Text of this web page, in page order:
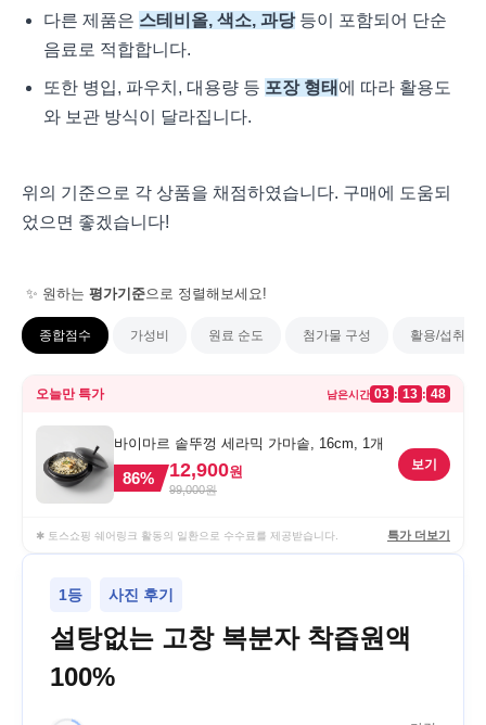
다른 제품은 스테비올, 색소, 과당등이 포함되어 단순
음료로 적합합니다.
또한 병입, 파우치, 대용량 등 포장 형태 에 따라 활용도
와 보관 방식이 달라집니다.
위의 기준으로 각 상품을 채점하였습니다. 구매에 도움되
었으면 좋겠습니다!
✨ 원하는 평가기준으로 정렬해보세요!
종합점수 가성비 원료 순도 첨가물 구성 활용/섭취 편
오늘만 특가 남은시간 03 : 13 : 48
바이마르 솥뚜껑 세라믹 가마솥, 16cm, 1개
86% 12,900원
99,000원
보기
✱ 토스쇼핑 쉐어링크 활동의 일환으로 수수료를 제공받습니다. 특가 더보기
1등 사진 후기
설탕없는 고창 복분자 착즙원액
100%